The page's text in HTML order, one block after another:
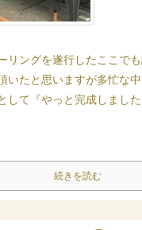
リングを遂行した ここで
いたと思いますが多忙な中
して 『やっと完成しまし
続きを読む